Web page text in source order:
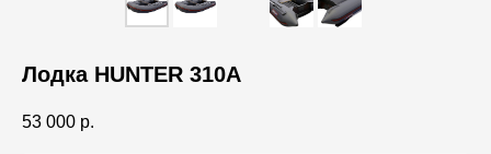
Лодка HUNTER 310A
53 000 р.